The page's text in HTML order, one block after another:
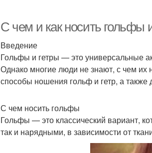
стрижках
Тенденции в моде
С чем и как носить гольфы
Введение
Гольфы и гетры — это универсальные
Однако многие люди не знают, с чем их
способы ношения гольф и гетр, а
С чем носить гольфы
Гольфы — это классический вариант,
так и нарядными, в зависимости от